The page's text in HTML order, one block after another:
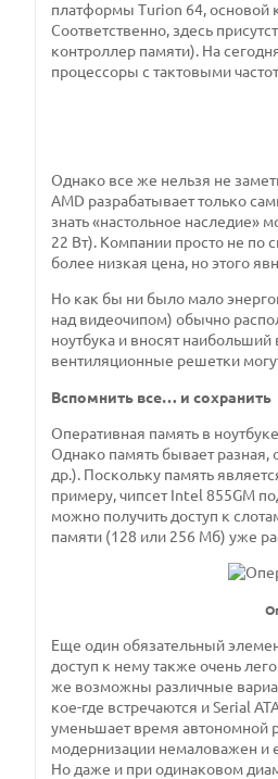
платформы Turion 64, основой
Соответственно, здесь
контроллер памяти). На
процессоры с тактовыми
Однако все же нельзя не
AMD разрабатывает только
знать «настольное наследие»
22 Вт). Компании просто не по
более низкая цена, но этого
Но как бы ни было мало
над видеочипом) обычно
ноутбука и вносят
вентиляционные решетки
Вспомнить все… и сохранить
Оперативная память в
Однако память бывает разная,
др.). Поскольку память
примеру, чипсет Intel 855GM
можно получить доступ к
памяти (128 или 256 Мб) уже
Еще один обязательный
доступ к нему также очень
же возможны различные
кое-где встречаются и Serial
уменьшает время автономной
модернизации немаловажен и
Но даже и при одинаковом